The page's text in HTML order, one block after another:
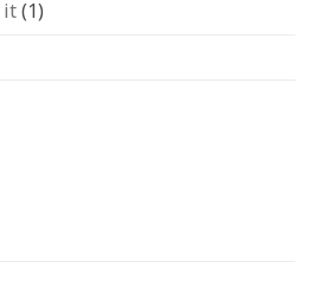
it(1)